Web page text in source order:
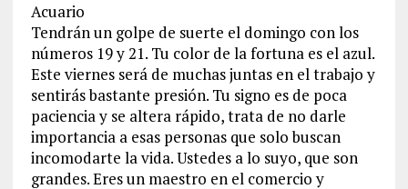
Acuario
Tendrán un golpe de suerte el domingo con los
números 19 y 21. Tu color de la fortuna es el azul.
Este viernes será de muchas juntas en el trabajo y
sentirás bastante presión. Tu signo es de poca
paciencia y se altera rápido, trata de no darle
importancia a esas personas que solo buscan
incomodarte la vida. Ustedes a lo suyo, que son
grandes. Eres un maestro en el comercio y